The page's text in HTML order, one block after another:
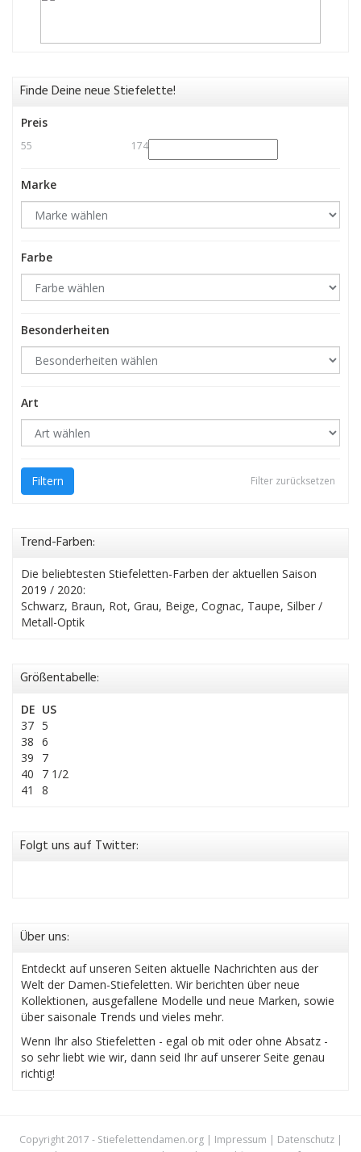
Finde Deine neue Stiefelette!
Preis
55 174
Marke
Farbe
Besonderheiten
Art
Filter zurücksetzen
Filtern
Trend-Farben:
Die beliebtesten Stiefeletten-Farben der aktuellen Saison
2019 / 2020:
Schwarz, Braun, Rot, Grau, Beige, Cognac, Taupe, Silber /
Metall-Optik
Größentabelle:
DE US
37 5
38 6
39
7
40
7 1/2
41
8
Folgt uns auf Twitter:
Über uns:
Entdeckt auf unseren Seiten aktuelle Nachrichten aus der
Welt der Damen-Stiefeletten. Wir berichten über neue
Kollektionen, ausgefallene Modelle und neue Marken, sowie
über saisonale Trends und vieles mehr.
Wenn Ihr also Stiefeletten - egal ob mit oder ohne Absatz -
so sehr liebt wie wir, dann seid Ihr auf unserer Seite genau
richtig!
Copyright 2017 - Stiefelettendamen.org | Impressum | Datenschutz|